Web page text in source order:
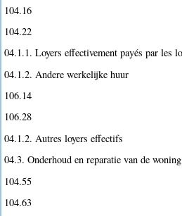
104.16
104.22
04.1.1. Loyers effectivement payés par les
04.1.2. Andere werkelijke huur
106.14
106.28
04.1.2. Autres loyers effectifs
04.3. Onderhoud en reparatie van de woning
104.55
104.63